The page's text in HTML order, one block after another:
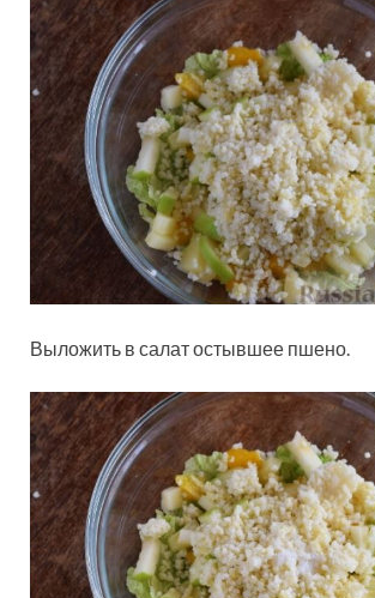
Выложить в салат остывшее пшено.